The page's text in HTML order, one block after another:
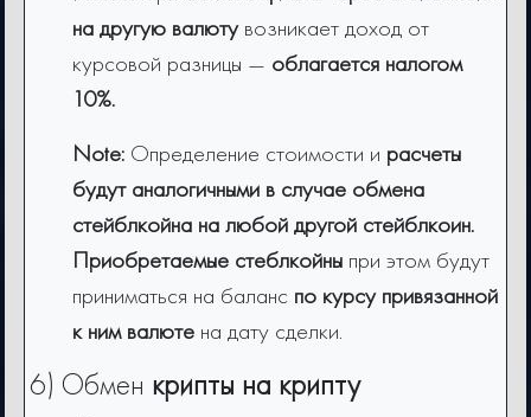
на другую валютувозникает доход от
курсовой разницы — облагается налогом
10%.
Note: Определение стоимости и расчеты
будут аналогичными в случае обмена
стейблкойна на любой другой стейблкоин.
Приобретаемые cтеблкойны при этом будут
приниматься на баланс по курсу привязанной
к ним валюте на дату сделки.
6) Обмен крипты на крипту